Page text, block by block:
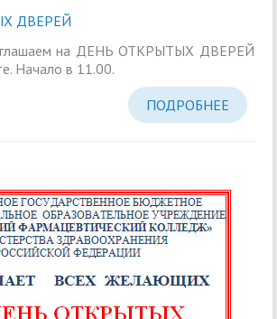
ДВЕРЕЙ
на ДЕНЬ ОТКРЫТЫХ ДВЕРЕЙ
Начало в 11.00.
ПОДРОБНЕЕ